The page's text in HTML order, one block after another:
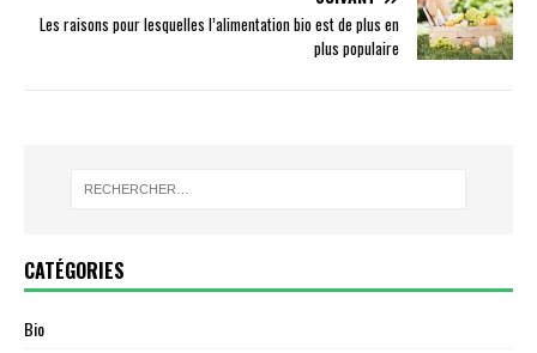
Les raisons pour lesquelles l’alimentation bio est de plus en
plus populaire
CATÉGORIES
Bio